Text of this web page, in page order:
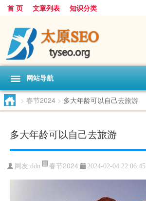
首 页 文章列表 知识分类
网站导航
> 春节2024 > 多大年龄可以自己去旅游
多大年龄可以自己去旅游
网友:ddn 春节2024 2024-02-04 22:06:45